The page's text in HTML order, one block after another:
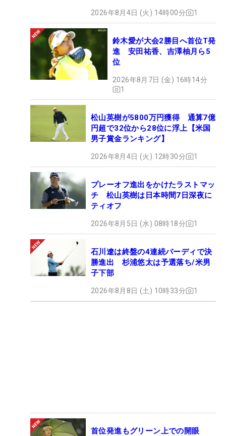
2026年8月4日 (火) 14時00分 1
鈴木愛が大会2勝目へ首位T発
進 安田祐香、吉澤柚月ら5
位
2026年8月7日 (金) 16時14分
1
松山英樹が5800万円獲得 通算7億
円超で32位から28位に浮上【米国
男子賞金ランキング】
2026年8月4日 (火) 12時30分 1
プレーオフ進出をかけたラストマッ
チ 松山英樹は日本時間7日深夜に
ティオフ
2026年8月5日 (水) 08時18分 1
石川遼は終盤の4連続バーディで決
勝進出 杉浦悠太は予選落ち/米男
子下部
2026年8月8日 (土) 10時33分 1
首位発進もグリーン上での開眼